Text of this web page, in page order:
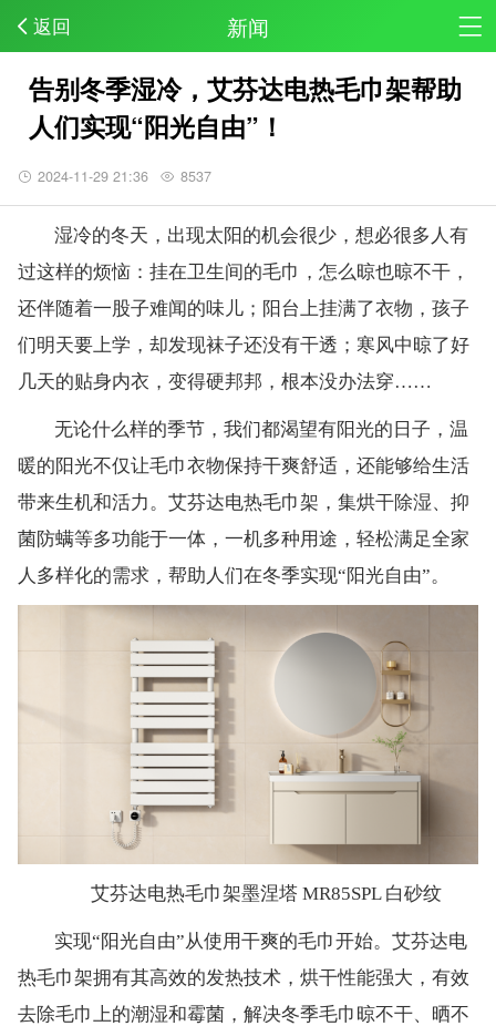
返回 新闻
告别冬季湿冷，艾芬达电热毛巾架帮助
人们实现“阳光自由”！
2024-11-29 21:36 8537
湿冷的冬天，出现太阳的机会很少，想必很多人有
过这样的烦恼：挂在卫生间的毛巾，怎么晾也晾不干，
还伴随着一股子难闻的味儿；阳台上挂满了衣物，孩子
们明天要上学，却发现袜子还没有干透；寒风中晾了好
几天的贴身内衣，变得硬邦邦，根本没办法穿……
无论什么样的季节，我们都渴望有阳光的日子，温
暖的阳光不仅让毛巾衣物保持干爽舒适，还能够给生活
带来生机和活力。艾芬达电热毛巾架，集烘干除湿、抑
菌防螨等多功能于一体，一机多种用途，轻松满足全家
人多样化的需求，帮助人们在冬季实现“阳光自由”。
艾芬达电热毛巾架墨涅塔 MR85SPL 白砂纹
实现“阳光自由”从使用干爽的毛巾开始。艾芬达电
热毛巾架拥有其高效的发热技术，烘干性能强大，有效
去除毛巾上的潮湿和霉菌，解决冬季毛巾晾不干、晒不